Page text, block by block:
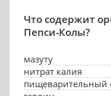
Что содержит
Пепси-Колы?
мазуту
нитрат калия
пищеварительный